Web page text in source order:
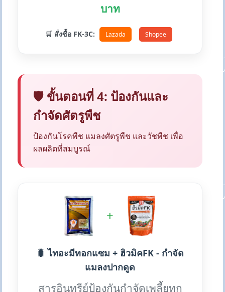
บาท
🛒 สั่งซื้อ FK-3C: Lazada Shopee
🛡️ ขั้นตอนที่ 4: ป้องกันและ
กำจัดศัตรูพืช
ป้องกันโรคพืช แมลงศัตรูพืช และวัชพืช เพื่อ
ผลผลิตที่สมบูรณ์
+
🐛 ไทอะมีทอกแซม + ฮิวมิคFK - กำจัด
แมลงปากดูด
สารอินทรีย์ป้องกันกำจัดเพลี้ยทุก